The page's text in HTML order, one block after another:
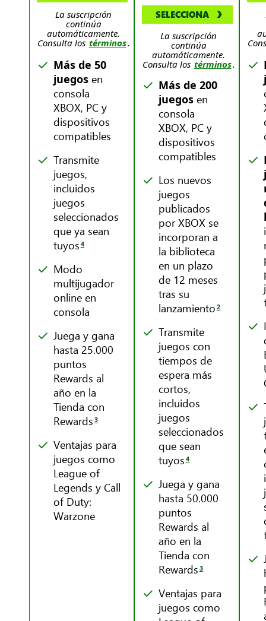
La suscripción
continúa
automáticamente.
Consulta los términos.
Más de 50
juegosen
consola
XBOX, PC y
dispositivos
compatibles
Transmite
juegos,
incluidos
juegos
seleccionados
que ya sean
tuyos 4
Modo
multijugador
online en
consola
Juega y gana
hasta 25.000
puntos
Rewards al
año en la
Tienda con
Rewards 3
Ventajas para
juegos como
League of
Legends y Call
of Duty:
Warzone
SELECCIONA
La suscripción
continúa
automáticamente.
Consulta los términos.
Más de 200
juegosen
consola
XBOX, PC y
dispositivos
compatibles
Los nuevos
juegos
publicados
por XBOX se
incorporan a
la biblioteca
en un plazo
de 12 meses
tras su
lanzamiento 2
Transmite
juegos con
tiempos de
espera más
cortos,
incluidos
juegos
seleccionados
que sean
tuyos 4
Juega y gana
hasta 50.000
puntos
Rewards al
año en la
Tienda con
Rewards 3
Ventajas para
juegos como